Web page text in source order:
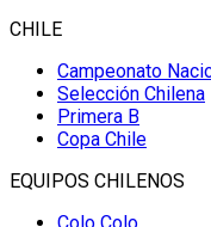
CHILE
Campeonato
Selección Chilena
Primera B
Copa Chile
EQUIPOS CHILENOS